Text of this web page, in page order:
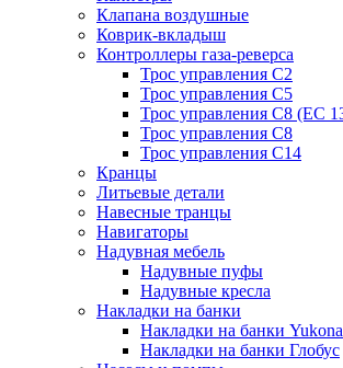
Клапана воздушные
Коврик-вкладыш
Контроллеры газа-реверса
Трос управления C2
Трос управления C5
Трос управления C8 (ЕС
Трос управления C8
Трос управления C14
Кранцы
Литьевые детали
Навесные транцы
Навигаторы
Надувная мебель
Надувные пуфы
Надувные кресла
Накладки на банки
Накладки на банки Yukona
Накладки на банки Глобус